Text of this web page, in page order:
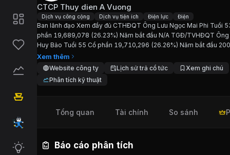
Cập nhật: 6/8/2026.
Ngành:Dịch vụ công cộng, Dịch vụ tiện ích, Điện
Giới thiệuCTCP Thuy dien A
Ban lãnh đạo Xem đầy đủ CTHĐQT Ông Lưu
Chỉ số tài chínhAVC
Giá hiện tại: 39800VND
CTCP Thuy dien A Vuong
Dịch vụ công cộng Dịch vụ tiện ích Điện lực Điện
Ban lãnh đạo Xem đầy đủ CTHĐQT Ông Lưu Ngọc Mai Phi Tuổi
phần 19,689,078 (26.23%) Năm bắt đầu N/A TGĐ/TVHĐQT Ông
Huy Bảo Tuổi 55 Cổ phần 19,710,296 (26.26%) Năm bắt đầu
TVHĐQT Ông Võ Trà Dũng Tuổi 50 Cổ phần 6,563,026 (8.74%)
bắt đầu N/A...
Xem thêm
Website công ty Lịch sử trả cổ tức
Xem ghi chú
Phân tích kỹ thuật
Tổng quan Tài chính So sánh
Báo cáo phân tích